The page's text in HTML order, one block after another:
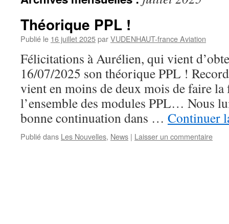
Théorique PPL !
Publié le 16 juillet 2025parVUDENHAUT-france Aviation
Félicitations à Aurélien, qui vient
16/07/2025 son théorique PPL !
vient en moins de deux mois de faire
l’ensemble des modules PPL… Nous
bonne continuation dans … Continuer
Publié dans Les Nouvelles, News | Laisser un commentaire